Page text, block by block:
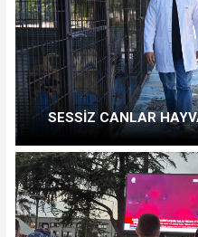
SESSİZ CANLAR